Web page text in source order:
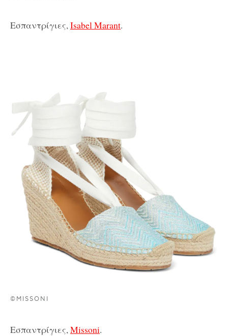
Εσπαντρίγιες,Isabel Marant.
©MISSONI
Εσπαντρίγιες, Missoni.